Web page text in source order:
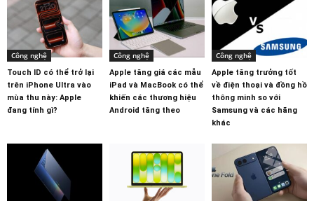
Công nghệ
Touch ID có thể trở lại
trên iPhone Ultra vào
mùa thu này: Apple
đang tính gì?
Công nghệ
Apple tăng giá các mẫu
iPad và MacBook có thể
khiến các thương hiệu
Android tăng theo
Công nghệ
Apple tăng trưởng tốt
về điện thoại và đồng hồ
thông minh so với
Samsung và các hãng
khác